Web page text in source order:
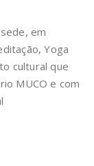
em
Yoga
cultural que
MUCO e com